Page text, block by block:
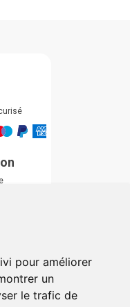
pour améliorer
un
le trafic de